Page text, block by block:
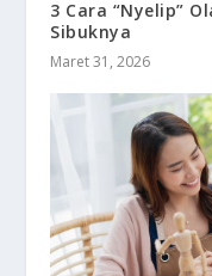
3 Cara “Nyelip”
Sibuknya
Maret 31, 2026